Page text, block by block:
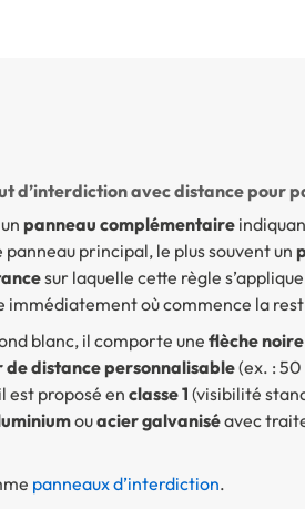
d’interdiction avec distance pour
panneau complémentaire
principal, le plus souvent un
sur laquelle cette règle
immédiatement où commence la
blanc, il comporte uneflèche
de distance personnalisable(ex. : 50
est proposé enclasse 1 (visibilité
ouacier galvaniséavec
panneaux d’interdiction.